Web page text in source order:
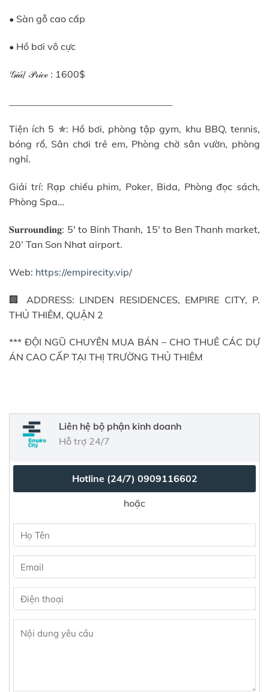
• Sàn gỗ cao cấp
• Hồ bơi vô cực
𝒢𝒾𝒶́/ 𝒫𝓇𝒾𝒸ℯ : 1600$
Tiện ích 5 ✯: Hồ bơi, phòng tập gym, khu BBQ, tennis,
bóng rổ, Sân chơi trẻ em, Phòng chờ sân vườn, phòng
nghỉ.
Giải trí: Rạp chiếu phim, Poker, Bida, Phòng đọc sách,
Phòng Spa…
𝐒𝐮𝐫𝐫𝐨𝐮𝐧𝐝𝐢𝐧𝐠: 5′ to Binh Thanh, 15′ to Ben Thanh market,
20’ Tan Son Nhat airport.
Web: https://empirecity.vip/
🏢 ADDRESS: LINDEN RESIDENCES, EMPIRE CITY, P.
THỦ THIÊM, QUẬN 2
*** ĐỘI NGŨ CHUYÊN MUA BÁN – CHO THUÊ CÁC DỰ
ÁN CAO CẤP TẠI THỊ TRƯỜNG THỦ THIÊM
Liên hệ bộ phận kinh doanh
Hỗ trợ 24/7
Hotline (24/7) 0909116602
hoặc